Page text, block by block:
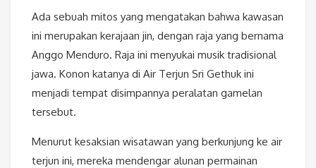
Ada sebuah mitos yang mengatakan bahwa kawasan
ini merupakan kerajaan jin, dengan raja yang bernama
Anggo Menduro. Raja ini menyukai musik tradisional
jawa. Konon katanya di Air Terjun Sri Gethuk ini
menjadi tempat disimpannya peralatan gamelan
tersebut.
Menurut kesaksian wisatawan yang berkunjung ke air
terjun ini, mereka mendengar alunan permainan